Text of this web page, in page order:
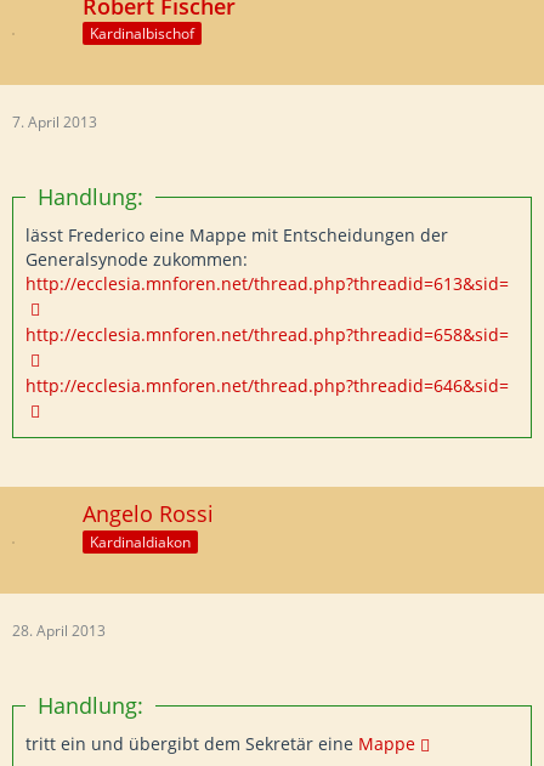
Kardinalbischof
7. April 2013
Handlung:
lässt Frederico eine Mappe mit Entscheidungen der
Generalsynode zukommen:
http://ecclesia.mnforen.net/thread.php?threadid=613&sid=
http://ecclesia.mnforen.net/thread.php?threadid=658&sid=
http://ecclesia.mnforen.net/thread.php?threadid=646&sid=
Angelo Rossi
Kardinaldiakon
28. April 2013
Handlung:
tritt ein und übergibt dem Sekretär eine Mappe